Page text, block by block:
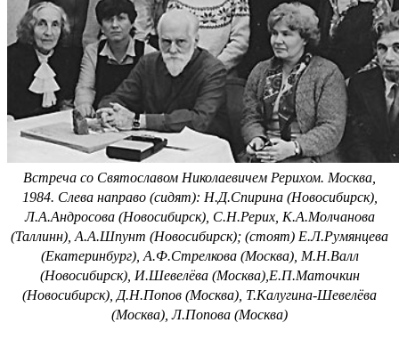
Встреча со Святославом Николаевичем Рерихом. Москва,
1984. Слева направо (сидят): Н.Д.Спирина (Новосибирск),
Л.А.Андросова (Новосибирск), С.Н.Рерих, К.А.Молчанова
(Таллинн), А.А.Шпунт (Новосибирск); (стоят) Е.Л.Румянцева
(Екатеринбург), А.Ф.Стрелкова (Москва), М.Н.Валл
(Новосибирск), И.Шевелёва (Москва),Е.П.Маточкин
(Новосибирск), Д.Н.Попов (Москва), Т.Калугина-Шевелёва
(Москва), Л.Попова (Москва)